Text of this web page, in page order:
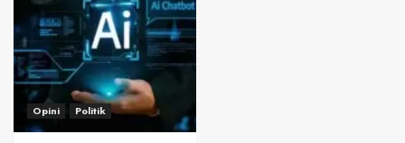
Opini Politik